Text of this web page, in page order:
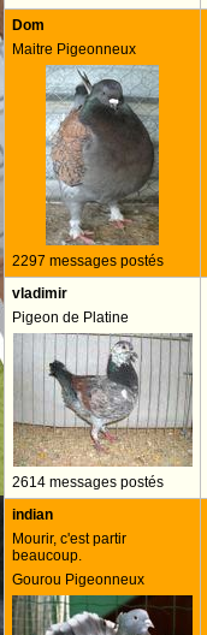
Dom
Maitre Pigeonneux
2297 messages postés
vladimir
Pigeon de Platine
2614 messages postés
indian
Mourir, c'est partir
beaucoup.
Gourou Pigeonneux